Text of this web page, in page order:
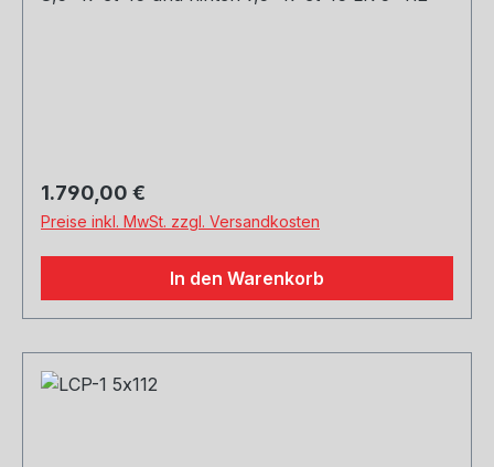
Regulärer Preis:
1.790,00 €
Preise inkl. MwSt. zzgl. Versandkosten
In den Warenkorb